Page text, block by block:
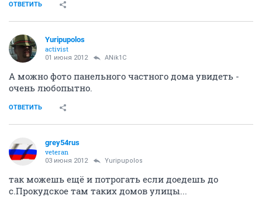
ОТВЕТИТЬ
Yuripupolos
activist
01 июня 2012 ANik1C
А можно фото панельного частного дома увидеть -
очень любопытно.
ОТВЕТИТЬ
grey54rus
veteran
03 июня 2012 Yuripupolos
так можешь ещё и потрогать если доедешь до
с.Прокудское там таких домов улицы...